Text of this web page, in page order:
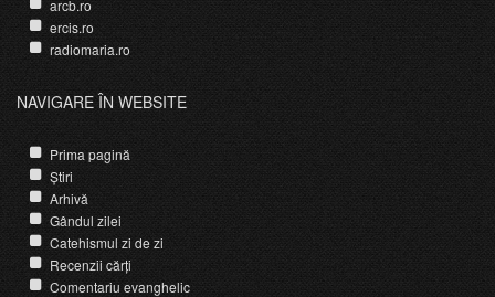
arcb.ro
ercis.ro
radiomaria.ro
NAVIGARE ÎN WEBSITE
Prima pagină
Știri
Arhivă
Gândul zilei
Catehismul zi de zi
Recenzii cărți
Comentariu evanghelic